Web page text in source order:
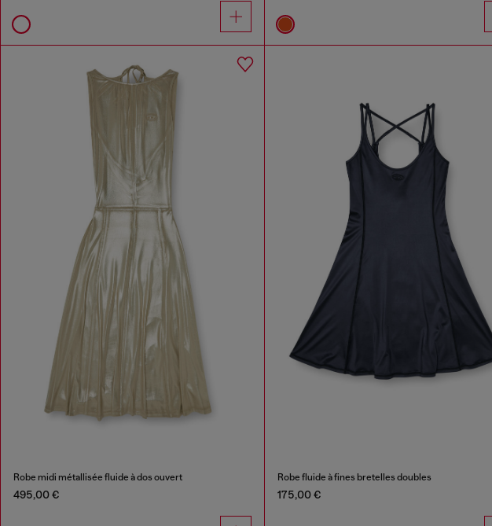
Robe midi métallisée fluide à dos ouvert
495,00 €
Robe fluide à fines bretelles doubles
175,00 €